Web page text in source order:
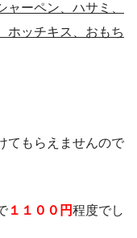
ーペン、ハサミ、
ホッチキス、おもち
てもらえませんので
１１００円程度でし